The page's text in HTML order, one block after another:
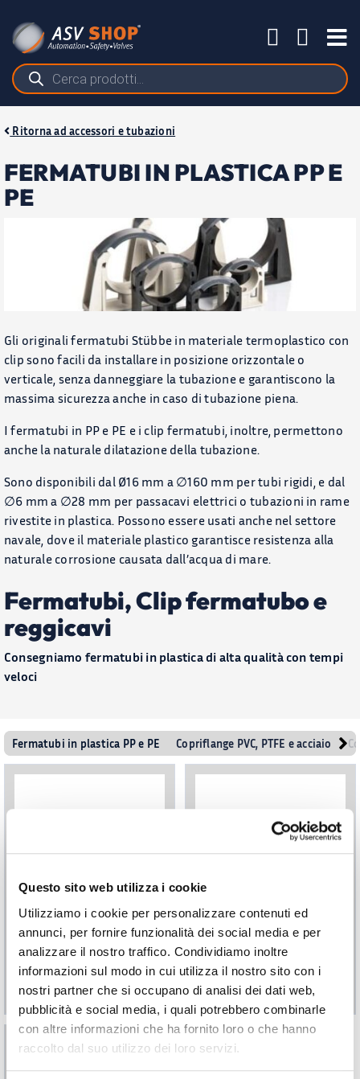
Questo sito web utilizza i cookie
Utilizziamo i cookie per personalizzare contenuti ed
annunci, per fornire funzionalità dei social media e per
analizzare il nostro traffico. Condividiamo inoltre
informazioni sul modo in cui utilizza il nostro sito con i
nostri partner che si occupano di analisi dei dati web,
pubblicità e social media, i quali potrebbero combinarle
con altre informazioni che ha fornito loro o che hanno
raccolto dal suo utilizzo dei loro servizi.
contenuto
Ricerca
prodotti
PRODOTTI
APPLICAZIONI
BLOG
Chi Siamo
CONTATTACI
Ritorna ad accessori e tubazioni
FERMATUBI IN PLASTICA PP E
PE
Gli originali fermatubi Stübbe in materiale termoplastico con
clip sono facili da installare in posizione orizzontale o
verticale, senza danneggiare la tubazione e garantiscono la
massima sicurezza anche in caso di tubazione piena.
I fermatubi in PP e PE e i clip fermatubi, inoltre, permettono
anche la naturale dilatazione della tubazione.
Sono disponibili dal Ø16 mm a ∅160 mm per tubi rigidi, e dal
∅6 mm a ∅28 mm per passacavi elettrici o tubazioni in rame
rivestite in plastica. Possono essere usati anche nel settore
navale, dove il materiale plastico garantisce resistenza alla
naturale corrosione causata dall’acqua di mare.
Fermatubi, Clip fermatubo e
reggicavi
Consegniamo fermatubi in plastica di alta qualità con tempi
veloci
Fermatubi in plastica PP e PE Copriflange PVC, PTFE e acciaio
Reggicavi e fermatubi
clip ∅6-28 mm
A PARTIRE DA:€1,01
Fermatubo in PP
A PARTIRE DA: €1,31